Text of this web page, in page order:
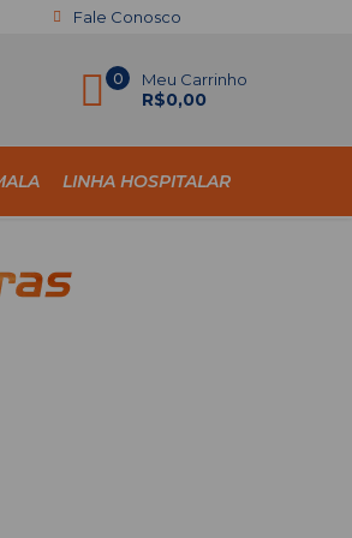
Fale Conosco
0 Meu Carrinho
R$0,00
LINHA HOSPITALAR